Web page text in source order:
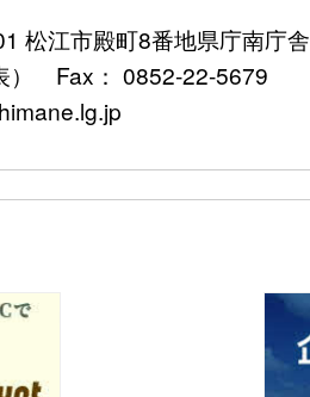
松江市殿町8番地県庁南庁舎
） Fax： 0852-22-5679